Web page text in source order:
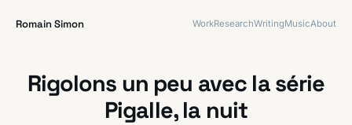
Romain Simon WorkResearchWritingMusicAbout
Rigolons un peu avec la série
Pigalle, la nuit